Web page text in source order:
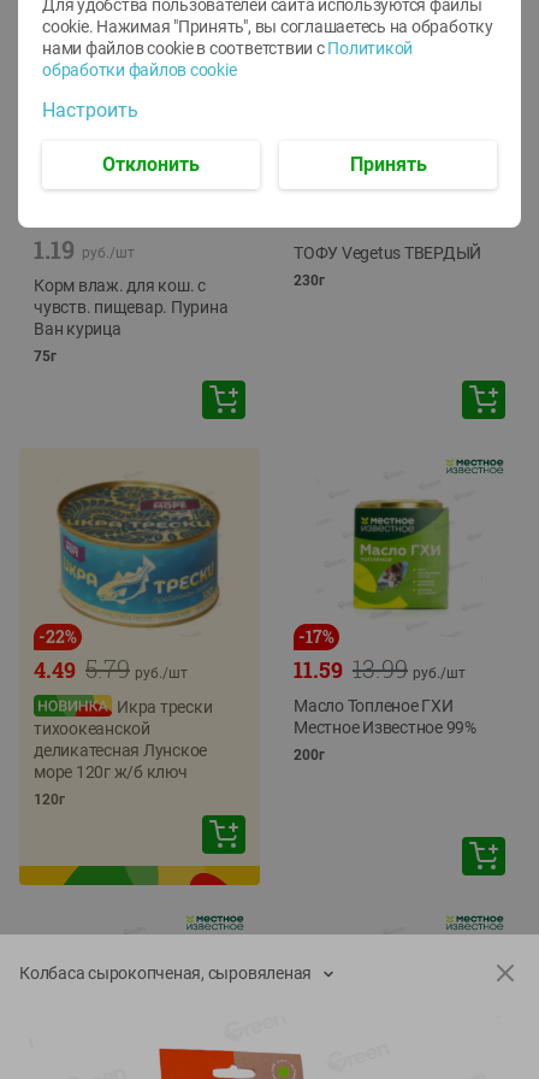
-12%
1.19 руб./шт
Корм влаж. для кош. с
чувств. пищевар. Пурина
Ван курица
75г
-24%
ТОФУ Vegetus ТВЕРДЫЙ
230г
-22%
5.79
4.49 руб./шт
Икра трески
тихоокеанской
деликатесная Лунское
море 120г ж/б ключ
120г
-17%
13.99
11.59 руб./шт
Масло Топленое ГХИ
Местное Известное 99%
200г
Колбаса сырокопченая, сыровяленая
Для удобства пользователей сайта используются файлы
cookie. Нажимая "Принять", вы соглашаетесь на обработку
нами файлов cookie в соответствии с Политикой
обработки файлов cookie
Настроить
Отклонить Принять